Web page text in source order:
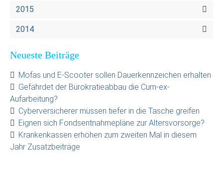
2015
2014
Neueste Beiträge
Mofas und E-Scooter sollen Dauerkennzeichen erhalten
Gefährdet der Bürokratieabbau die Cum-ex-
Aufarbeitung?
Cyberversicherer müssen tiefer in die Tasche greifen
Eignen sich Fondsentnahmepläne zur Altersvorsorge?
Krankenkassen erhöhen zum zweiten Mal in diesem
Jahr Zusatzbeiträge